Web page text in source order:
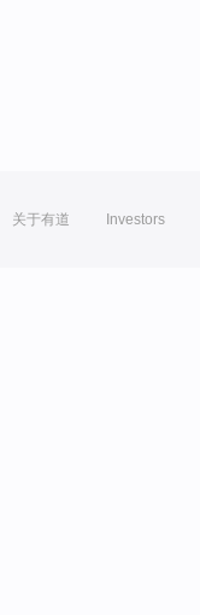
关于有道 Investors